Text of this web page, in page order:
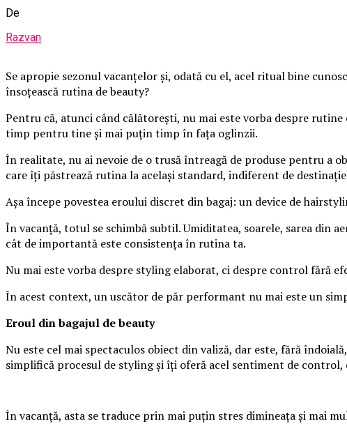
De
Razvan
Se apropie sezonul vacanțelor și, odată cu el, acel ritual bine
însoțească rutina de beauty?
Pentru că, atunci când călătorești, nu mai este vorba despre
timp pentru tine și mai puțin timp în fața oglinzii.
În realitate, nu ai nevoie de o trusă întreagă de produse pentru a
care îți păstrează rutina la același standard, indiferent de
Așa începe povestea eroului discret din bagaj: un device de
În vacanță, totul se schimbă subtil. Umiditatea, soarele, sarea din
cât de importantă este consistența în rutina ta.
Nu mai este vorba despre styling elaborat, ci despre control fără
În acest context, un uscător de păr performant nu mai este un
Eroul din bagajul de beauty
Nu este cel mai spectaculos obiect din valiză, dar este, fără
simplifică procesul de styling și îți oferă acel sentiment de
În vacanță, asta se traduce prin mai puțin stres dimineața și mai